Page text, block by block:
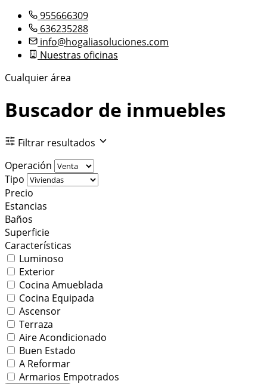
955666309
636235288
info@hogaliasoluciones.com
Nuestras oficinas
Cualquier área
Buscador de inmuebles
Filtrar resultados
Operación
Tipo
Precio
Estancias
Baños
Superficie
Características
Luminoso
Exterior
Cocina Amueblada
Cocina Equipada
Ascensor
Terraza
Aire Acondicionado
Buen Estado
A Reformar
Armarios Empotrados